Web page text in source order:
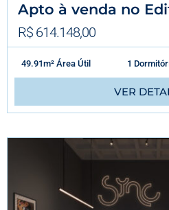
Apto à venda no
R$ 614.148,00
49.91m² Área Útil 1
VER